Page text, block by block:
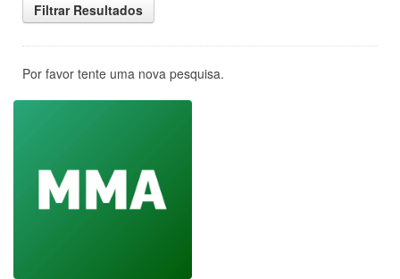
Filtrar Resultados
Por favor tente uma nova pesquisa.